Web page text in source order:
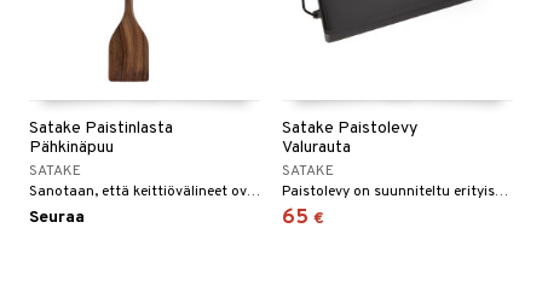
Satake Paistinlasta
Pähkinäpuu
SATAKE
Sanotaan, että keittiövälineet ovat kokin sielun jatke, ja tämä ei ole koskaan ollut totta enempää kuin Sataken kauniin keittiövälinesarjan kanssa.
Seuraa
Satake Paistolevy
Valurauta
SATAKE
Paistolevy on suunniteltu erityisesti sisäkäyttöön ja toimii täydellisesti induktioliedellä, keraamisella liedellä, sähkö- ja kaasuliesillä, ja sitä voidaan käyttää myös leivontateräksenä uunissa. Ihanteellinen monenlaisiin ruokiin, kuten smash-burgereihin ja entrecôte-pihveihin, schnitzeliin ja aasialaiseen ruoanlaittoon, kuten yakinikuun, yakitoriin ja wokattuihin nuudeleihin.
65 €